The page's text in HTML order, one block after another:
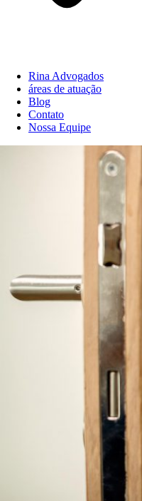
Rina Advogados
áreas de atuação
Blog
Contato
Nossa Equipe